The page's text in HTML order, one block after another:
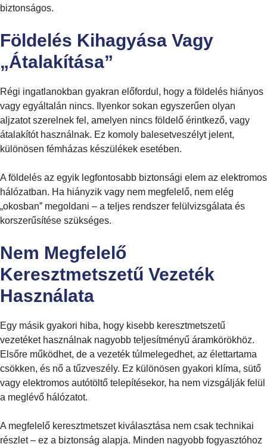
biztonságos.
Földelés Kihagyása Vagy
„átalakítása”
Régi ingatlanokban gyakran előfordul, hogy a földelés hiányos
vagy egyáltalán nincs. Ilyenkor sokan egyszerűen olyan
aljzatot szerelnek fel, amelyen nincs földelő érintkező, vagy
átalakítót használnak. Ez komoly balesetveszélyt jelent,
különösen fémházas készülékek esetében.
A földelés az egyik legfontosabb biztonsági elem az elektromos
hálózatban. Ha hiányzik vagy nem megfelelő, nem elég
„okosban” megoldani – a teljes rendszer felülvizsgálata és
korszerűsítése szükséges.
Nem Megfelelő
Keresztmetszetű Vezeték
Használata
Egy másik gyakori hiba, hogy kisebb keresztmetszetű
vezetéket használnak nagyobb teljesítményű áramkörökhöz.
Elsőre működhet, de a vezeték túlmelegedhet, az élettartama
csökken, és nő a tűzveszély. Ez különösen gyakori klíma, sütő
vagy elektromos autótöltő telepítésekor, ha nem vizsgálják felül
a meglévő hálózatot.
A megfelelő keresztmetszet kiválasztása nem csak technikai
részlet – ez a biztonság alapja. Minden nagyobb fogyasztóhoz